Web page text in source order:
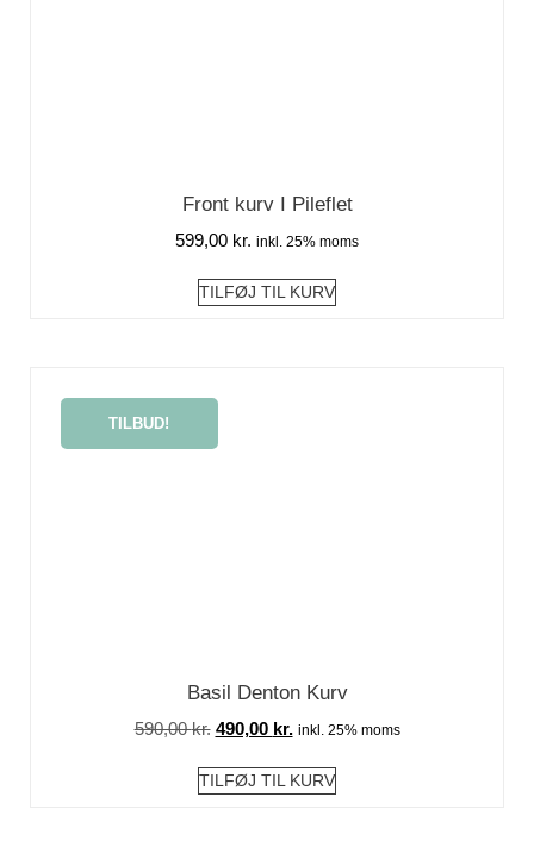
Front kurv I Pileflet
599,00 kr. inkl. 25% moms
TILFØJ TIL KURV
TILBUD!
Basil Denton Kurv
590,00kr. 490,00 kr. inkl. 25% moms
TILFØJ TIL KURV